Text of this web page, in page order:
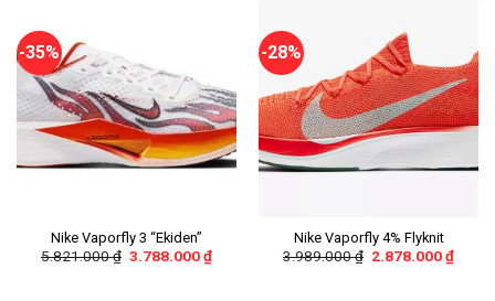
-35%
Nike Vaporfly 3 “Ekiden”
5.821.000₫ 3.788.000₫
-28%
Nike Vaporfly 4% Flyknit
3.989.000₫ 2.878.000₫